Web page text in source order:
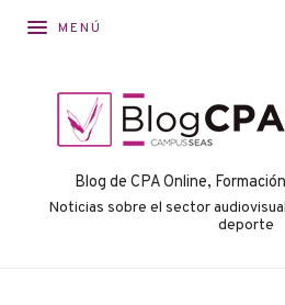
MENÚ
Blog de CPA Online,
Noticias sobre el sector
deporte